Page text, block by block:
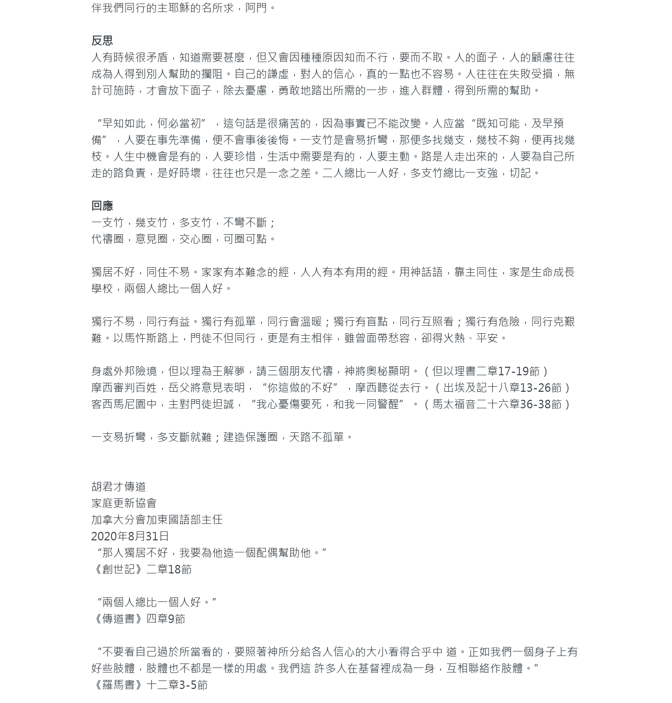
伴我們同行的主耶穌的名所求，阿門。
反思
人有時候很矛盾，知道需要甚麼，但又會因種種原因知而不行，要而不取。人的面子，人的顧慮往往
成為人得到別人幫助的攔阻。自己的謙虛，對人的信心，真的一點也不容易。人往往在失敗受損，無
計可施時，才會放下面子，除去憂慮，勇敢地踏出所需的一步，進入群體，得到所需的幫助。
“早知如此，何必當初”，這句話是很痛苦的，因為事實已不能改變。人应當“既知可能，及早預
備”，人要在事先準備，便不會事後後悔。一支竹是會易折彎，那便多找幾支，幾枝不夠，便再找幾
枝。人生中機會是有的，人要珍惜，生活中需要是有的，人要主動。路是人走出來的，人要為自己所
走的路負責，是好時壞，往往也只是一念之差。二人總比一人好，多支竹總比一支強，切記。
回應
一支竹，幾支竹，多支竹，不彎不斷；
代禱圈，意見圈，交心圈，可圈可點。
獨居不好，同住不易。家家有本難念的經，人人有本有用的經。用神話語，靠主同住，家是生命成長
學校，兩個人總比一個人好。
獨行不易，同行有益。獨行有孤單，同行會溫暖；獨行有盲點，同行互照看；獨行有危險，同行克艱
難。以馬忤斯路上，門徒不但同行，更是有主相伴，雖曾面帶愁容，卻得火熱、平安。
身處外邦險境，但以理為王解夢，請三個朋友代禱，神將奧秘顯明。（但以理書二章17-19節）
摩西審判百姓，岳父將意見表明，“你這做的不好”，摩西聽從去行。（出埃及記十八章13-26節）
客西馬尼園中，主對門徒坦誠，“我心憂傷要死，和我一同警醒”。（馬太福音二十六章36-38節）
一支易折彎，多支斷就難；建造保護圈，天路不孤單。
胡君才傳道
家庭更新協會
加拿大分會加東國語部主任
2020年8月31日
“那人獨居不好，我要為他造一個配偶幫助他。”
《創世記》二章18節
“兩個人總比一個人好。”
《傳道書》四章9節
“不要看自己過於所當看的，要照著神所分給各人信心的大小看得合乎中 道。正如我們一個身子上有
好些肢體，肢體也不都是一樣的用處。我們這 許多人在基督裡成為一身，互相聯絡作肢體。”
《羅馬書》十二章3-5節